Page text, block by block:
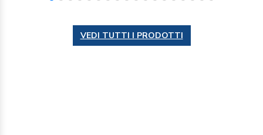
VEDI TUTTI I PRODOTTI